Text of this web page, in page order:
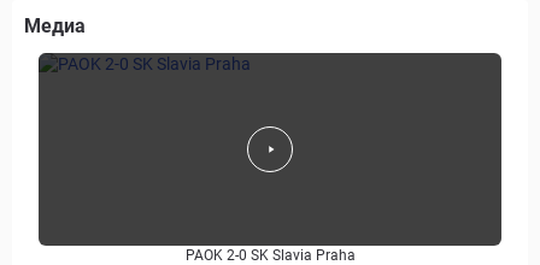
Медиа
PAOK 2-0 SK Slavia Praha